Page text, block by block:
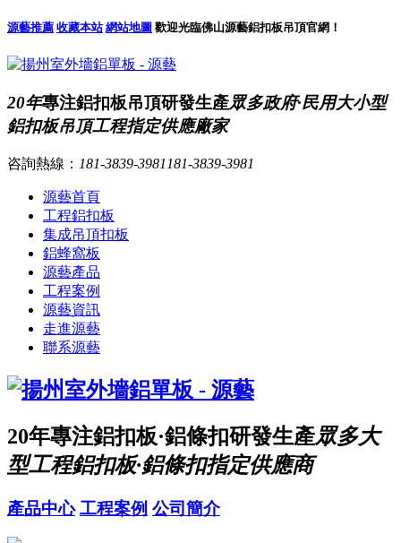
源藝推薦 收藏本站 網站地圖 歡迎光臨佛山源藝鋁扣板吊頂官網！
20年專注鋁扣板吊頂研發生產眾多政府·民用大小型
鋁扣板吊頂工程指定供應廠家
咨詢熱線： 181-3839-3981 181-3839-3981
源藝首頁
工程鋁扣板
集成吊頂扣板
鋁蜂窩板
源藝產品
工程案例
源藝資訊
走進源藝
聯系源藝
20年專注鋁扣板·鋁條扣研發生產眾多大
型工程鋁扣板·鋁條扣指定供應商
產品中心 工程案例 公司簡介